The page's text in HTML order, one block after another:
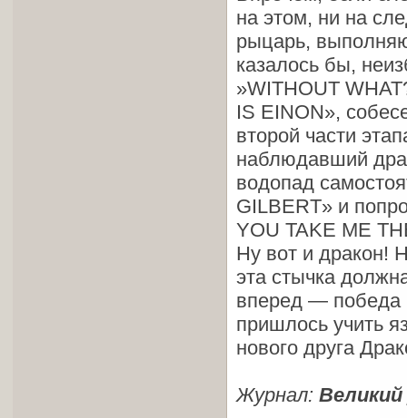
на этом, ни на
рыцарь,
казалось бы,
»WITHOUT
IS EINON»,
второй части
наблюдавший
водопад
GILBERT» и
YOU TAKE ME
Ну вот и дракон!
эта стычка
вперед — победа
пришлось учить
нового друга
Журнал: